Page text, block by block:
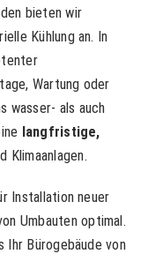
bieten wir
Kühlung an. In
Wartung oder
wasser- als auch
langfristige,
Klimaanlagen.
Installation neuer
Umbauten optimal.
Ihr Bürogebäude von